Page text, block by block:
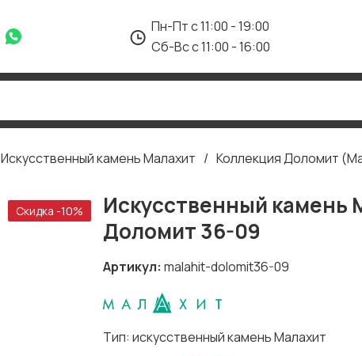
Пн-Пт с 11:00 - 19:00
Сб-Вс с 11:00 - 16:00
Искусственный камень Малахит Коллекция Доломит
Скидка -10%
Искусственный камень
Доломит 36-09
Артикул malahit-dolomit36-09
Тип: искусственный камень Малахит